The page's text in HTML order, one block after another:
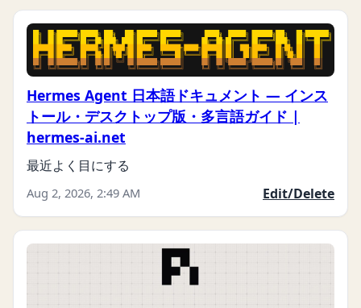
Hermes Agent 日本語ドキュメント — インス
トール・デスクトップ版・多言語ガイド |
hermes-ai.net
最近よく目にする
Aug 2, 2026, 2:49 AM Edit/Delete